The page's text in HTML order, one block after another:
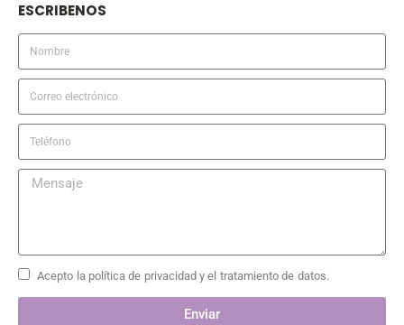
ESCRIBENOS
Acepto la política de privacidad y el tratamiento de datos.
Enviar